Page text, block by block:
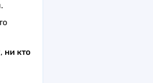
ни кто